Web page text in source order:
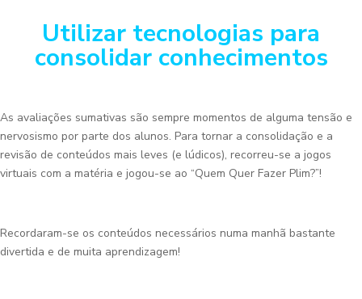
Utilizar tecnologias para
consolidar conhecimentos
As avaliações sumativas são sempre momentos de alguma tensão e
nervosismo por parte dos alunos. Para tornar a consolidação e a
revisão de conteúdos mais leves (e lúdicos), recorreu-se a jogos
virtuais com a matéria e jogou-se ao “Quem Quer Fazer Plim?”!
Recordaram-se os conteúdos necessários numa manhã bastante
divertida e de muita aprendizagem!